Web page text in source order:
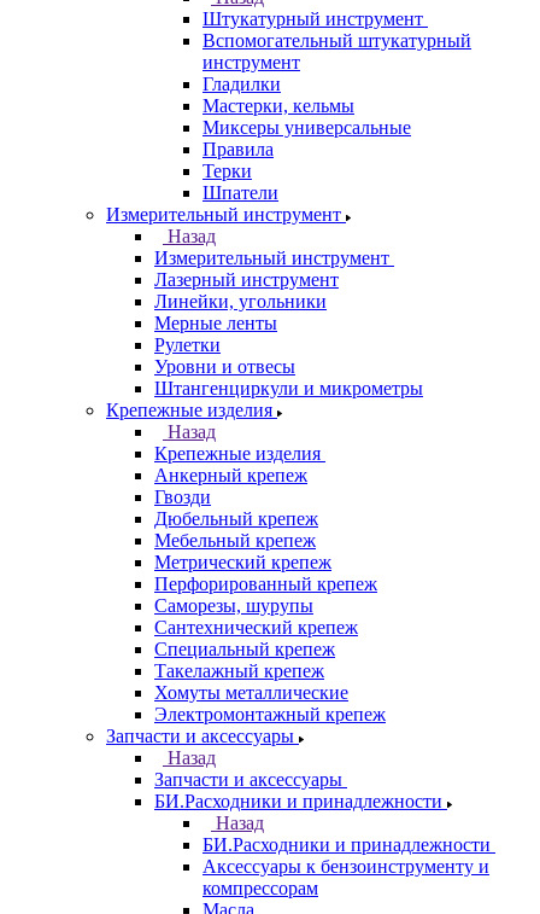
Штукатурный инструмент
Вспомогательный штукатурный
инструмент
Гладилки
Мастерки, кельмы
Миксеры универсальные
Правила
Терки
Шпатели
Измерительный инструмент
Назад
Измерительный инструмент
Лазерный инструмент
Линейки, угольники
Мерные ленты
Рулетки
Уровни и отвесы
Штангенциркули и микрометры
Крепежные изделия
Назад
Крепежные изделия
Анкерный крепеж
Гвозди
Дюбельный крепеж
Мебельный крепеж
Метрический крепеж
Перфорированный крепеж
Саморезы, шурупы
Сантехнический крепеж
Специальный крепеж
Такелажный крепеж
Хомуты металлические
Электромонтажный крепеж
Запчасти и аксессуары
Назад
Запчасти и аксессуары
БИ.Расходники и принадлежности
Назад
БИ.Расходники и принадлежности
Аксессуары к бензоинструменту и
компрессорам
Масла